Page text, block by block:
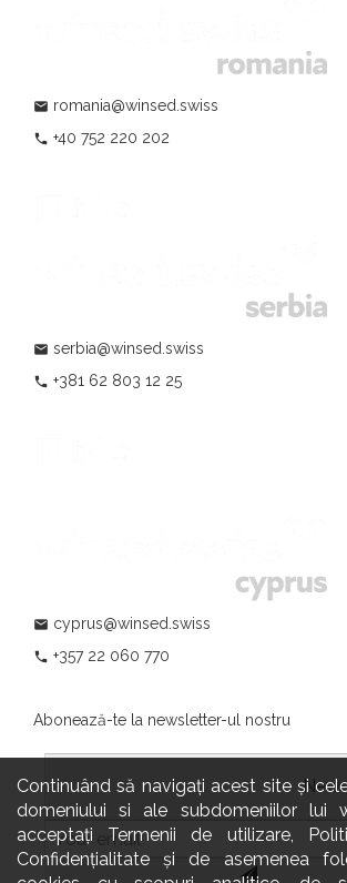
Continuând să navigați acest site și
domeniului si ale subdomeniilor lui
acceptați Termenii de utilizare,
Confidențialitate și de asemenea
mail romania@winsed.swiss
phone +40 752 220 202
mail serbia@winsed.swiss
phone +381 62 803 12 25
mail cyprus@winsed.swiss
phone +357 22 060 770
Abonează-te la newsletter-ul nostru
				                  	Newsletter: